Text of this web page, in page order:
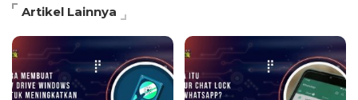
Artikel Lainnya